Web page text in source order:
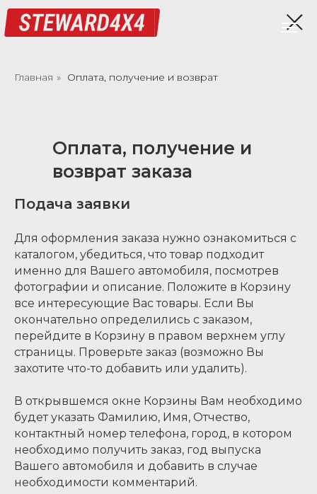
Главная » Оплата, получение и возврат
Оплата, получение и
возврат заказа
Подача заявки
Для оформления заказа нужно ознакомиться с
каталогом, убедиться, что товар подходит
именно для Вашего автомобиля, посмотрев
фотографии и описание. Положите в Корзину
все интересующие Вас товары. Если Вы
окончательно определились с заказом,
перейдите в Корзину в правом верхнем углу
страницы. Проверьте заказ (возможно Вы
захотите что-то добавить или удалить).
В открывшемся окне Корзины Вам необходимо
будет указать Фамилию, Имя, Отчество,
контактный номер телефона, город, в котором
необходимо получить заказ, год выпуска
Вашего автомобиля и добавить в случае
необходимости комментарий.